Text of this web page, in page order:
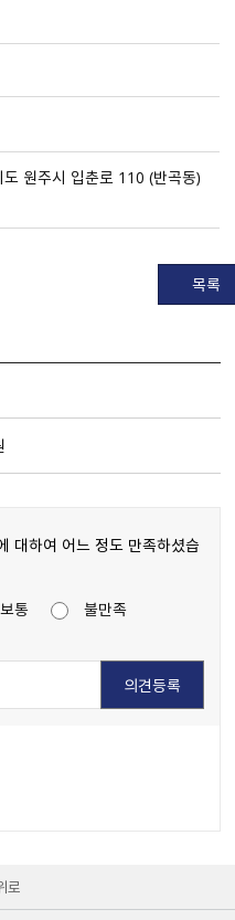
원주시 입춘로 110 （반곡동）
목록
대하여 어느 정도 만족하셨습
보통
불만족
로